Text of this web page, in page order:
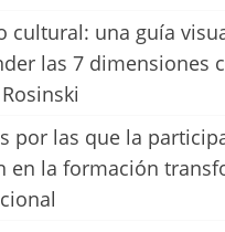
cultural: una guía
las 7 dimensiones
por las que la
en la formación